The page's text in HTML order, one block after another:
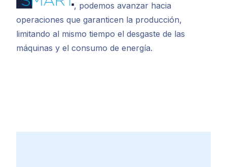
, podemos avanzar hacia
operaciones que garanticen la producción,
limitando al mismo tiempo el desgaste de las
máquinas y el consumo de energía.